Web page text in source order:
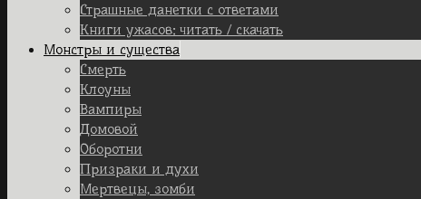
Страшные данетки с ответами
Книги ужасов: читать / скачать
Монстры и существа
Смерть
Клоуны
Вампиры
Домовой
Оборотни
Призраки и духи
Мертвецы, зомби